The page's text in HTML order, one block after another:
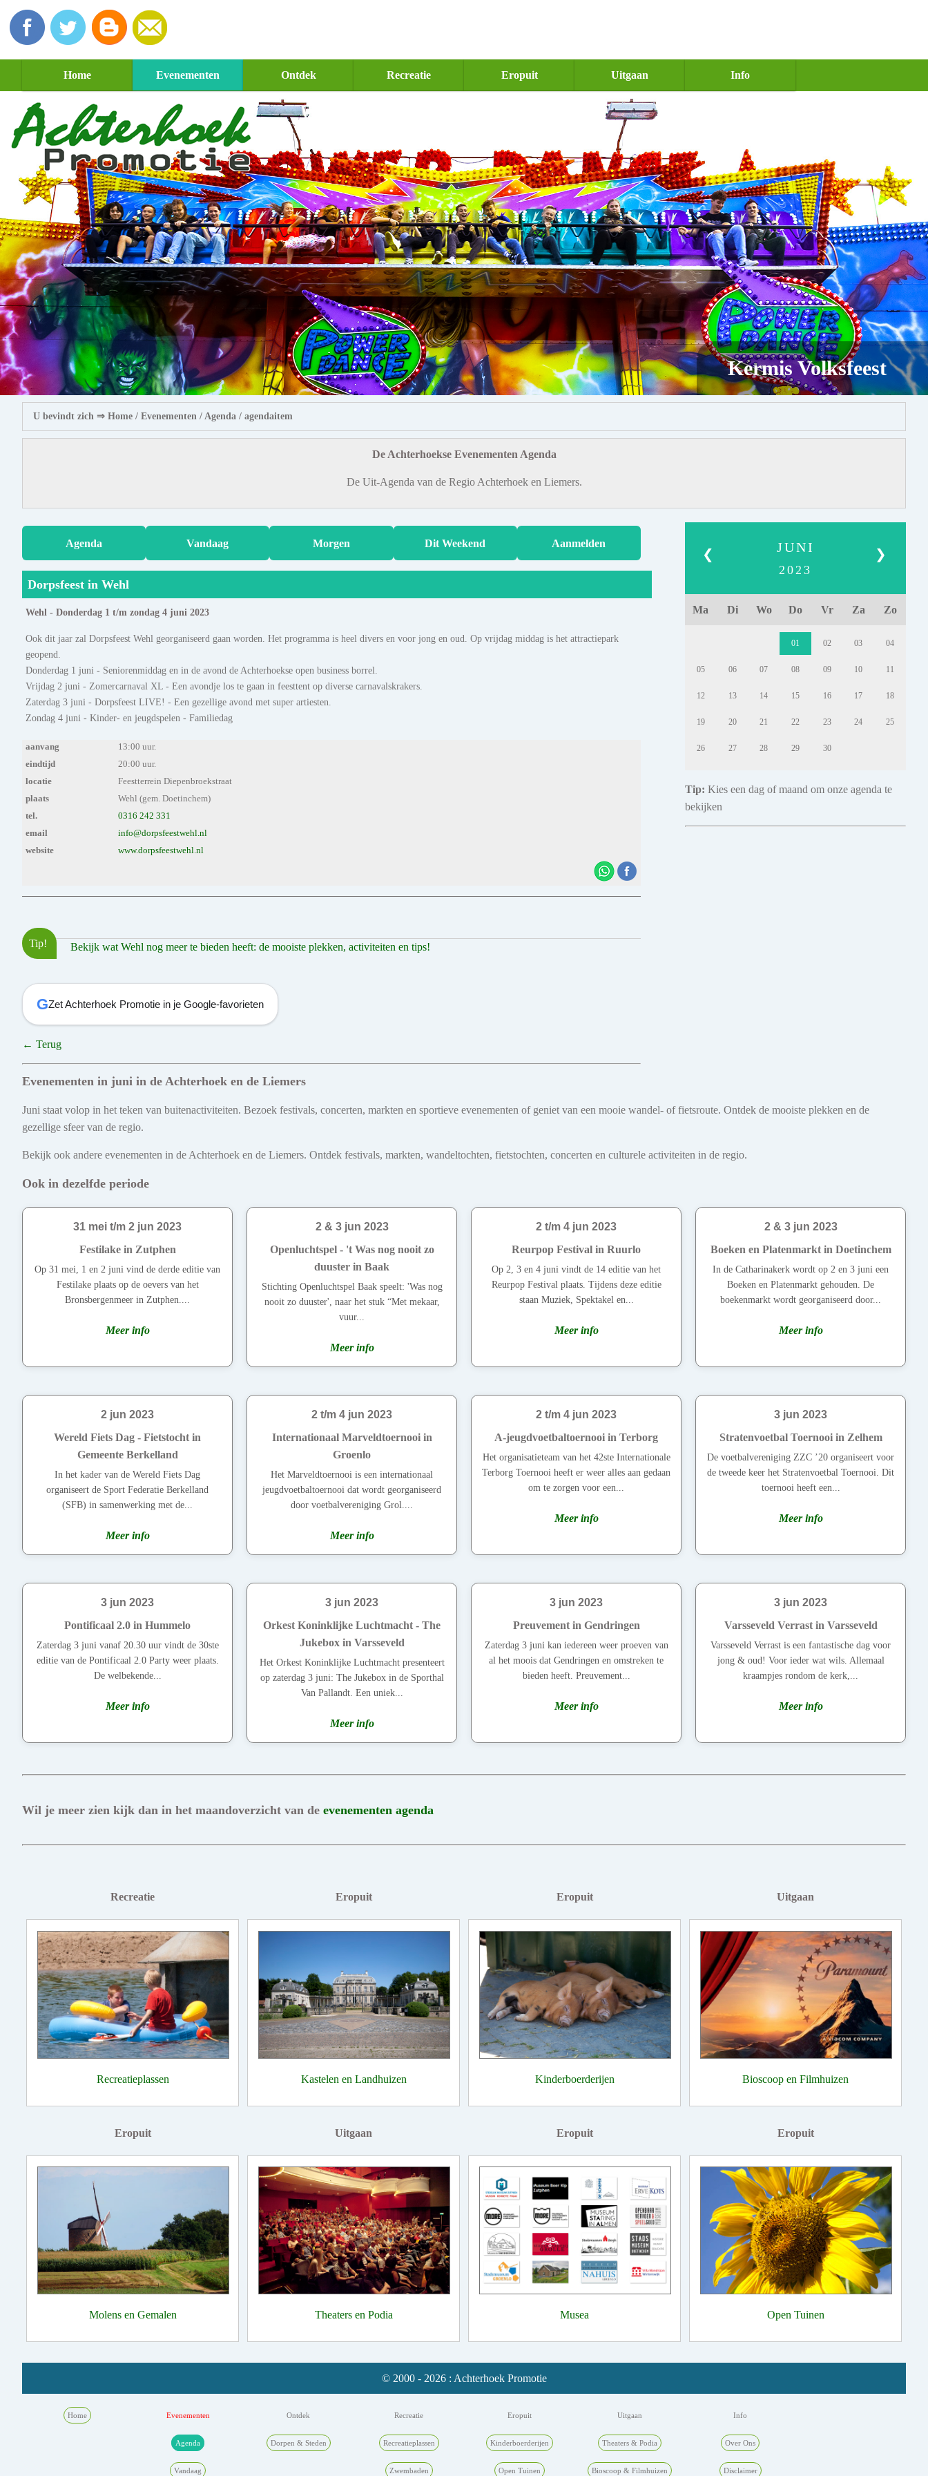
Home Evenementen Ontdek Recreatie Eropuit Uitgaan Info
Kermis Volksfeest
U bevindt zich ⇒ Home / Evenementen / Agenda / agendaitem
De Achterhoekse Evenementen Agenda
De Uit-Agenda van de Regio Achterhoek en Liemers.
Agenda Vandaag Morgen Dit Weekend Aanmelden
Dorpsfeest in Wehl
Wehl - Donderdag 1 t/m zondag 4 juni 2023
Ook dit jaar zal Dorpsfeest Wehl georganiseerd gaan worden. Het programma is heel divers en voor jong en oud. Op vrijdag middag is het attractiepark
geopend.
Donderdag 1 juni - Seniorenmiddag en in de avond de Achterhoekse open business borrel.
Vrijdag 2 juni - Zomercarnaval XL - Een avondje los te gaan in feesttent op diverse carnavalskrakers.
Zaterdag 3 juni - Dorpsfeest LIVE! - Een gezellige avond met super artiesten.
Zondag 4 juni - Kinder- en jeugdspelen - Familiedag
aanvang
13:00 uur.
eindtijd
20:00 uur.
locatie
Feestterrein Diepenbroekstraat
plaats
Wehl (gem. Doetinchem)
tel.
0316 242 331
email
info@dorpsfeestwehl.nl
website
www.dorpsfeestwehl.nl
Tip! Bekijk wat Wehl nog meer te bieden heeft: de mooiste plekken, activiteiten en tips!
GZet Achterhoek Promotie in je Google-favorieten
← Terug
❮ ❯
JUNI
2023
Ma Di Wo Do Vr Za Zo
01 02 03 04
05 06 07 08 09 10 11
12 13 14 15 16 17 18
19 20 21 22 23 24 25
26 27 28 29 30
Tip: Kies een dag of maand om onze agenda te
bekijken
Evenementen in juni in de Achterhoek en de Liemers
Juni staat volop in het teken van buitenactiviteiten. Bezoek festivals, concerten, markten en sportieve evenementen of geniet van een mooie wandel- of fietsroute. Ontdek de mooiste plekken en de
gezellige sfeer van de regio.
Bekijk ook andere evenementen in de Achterhoek en de Liemers. Ontdek festivals, markten, wandeltochten, fietstochten, concerten en culturele activiteiten in de regio.
Ook in dezelfde periode
31 mei t/m 2 jun 2023
Festilake in Zutphen
Op 31 mei, 1 en 2 juni vind de derde editie van
Festilake plaats op de oevers van het
Bronsbergenmeer in Zutphen....
Meer info
2 & 3 jun 2023
Openluchtspel - 't Was nog nooit zo
duuster in Baak
Stichting Openluchtspel Baak speelt: 'Was nog
nooit zo duuster', naar het stuk “Met mekaar,
vuur...
Meer info
2 t/m 4 jun 2023
Reurpop Festival in Ruurlo
Op 2, 3 en 4 juni vindt de 14 editie van het
Reurpop Festival plaats. Tijdens deze editie
staan Muziek, Spektakel en...
Meer info
2 & 3 jun 2023
Boeken en Platenmarkt in Doetinchem
In de Catharinakerk wordt op 2 en 3 juni een
Boeken en Platenmarkt gehouden. De
boekenmarkt wordt georganiseerd door...
Meer info
2 jun 2023
Wereld Fiets Dag - Fietstocht in
Gemeente Berkelland
In het kader van de Wereld Fiets Dag
organiseert de Sport Federatie Berkelland
(SFB) in samenwerking met de...
Meer info
2 t/m 4 jun 2023
Internationaal Marveldtoernooi in
Groenlo
Het Marveldtoernooi is een internationaal
jeugdvoetbaltoernooi dat wordt georganiseerd
door voetbalvereniging Grol....
Meer info
2 t/m 4 jun 2023
A-jeugdvoetbaltoernooi in Terborg
Het organisatieteam van het 42ste Internationale
Terborg Toernooi heeft er weer alles aan gedaan
om te zorgen voor een...
Meer info
3 jun 2023
Stratenvoetbal Toernooi in Zelhem
De voetbalvereniging ZZC ’20 organiseert voor
de tweede keer het Stratenvoetbal Toernooi. Dit
toernooi heeft een...
Meer info
3 jun 2023
Pontificaal 2.0 in Hummelo
Zaterdag 3 juni vanaf 20.30 uur vindt de 30ste
editie van de Pontificaal 2.0 Party weer plaats.
De welbekende...
Meer info
3 jun 2023
Orkest Koninklijke Luchtmacht - The
Jukebox in Varsseveld
Het Orkest Koninklijke Luchtmacht presenteert
op zaterdag 3 juni: The Jukebox in de Sporthal
Van Pallandt. Een uniek...
Meer info
3 jun 2023
Preuvement in Gendringen
Zaterdag 3 juni kan iedereen weer proeven van
al het moois dat Gendringen en omstreken te
bieden heeft. Preuvement...
Meer info
3 jun 2023
Varsseveld Verrast in Varsseveld
Varsseveld Verrast is een fantastische dag voor
jong & oud! Voor ieder wat wils. Allemaal
kraampjes rondom de kerk,...
Meer info
Wil je meer zien kijk dan in het maandoverzicht van de evenementen agenda
Recreatie
Recreatieplassen
Eropuit
Kastelen en Landhuizen
Eropuit
Kinderboerderijen
Uitgaan
Bioscoop en Filmhuizen
Eropuit
Molens en Gemalen
Uitgaan
Theaters en Podia
Eropuit
Musea
Eropuit
Open Tuinen
© 2000 - 2026 : Achterhoek Promotie
Home Evenementen
Agenda
Vandaag
Ontdek
Dorpen & Steden
Recreatie
Recreatieplassen
Zwembaden
Eropuit
Kinderboerderijen
Open Tuinen
Uitgaan
Theaters & Podia
Bioscoop & Filmhuizen
Info
Over Ons
Disclaimer